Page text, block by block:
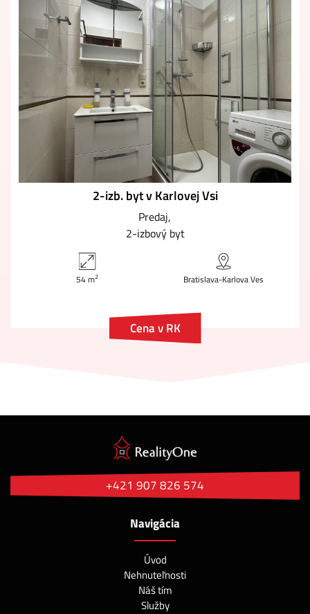
2-izb. byt v Karlovej Vsi
Predaj
2-izbový byt
54 m2 Bratislava-Karlova Ves
Cena v RK
+421 907 826 574
Navigácia
Úvod
Nehnuteľnosti
Náš tím
Služby